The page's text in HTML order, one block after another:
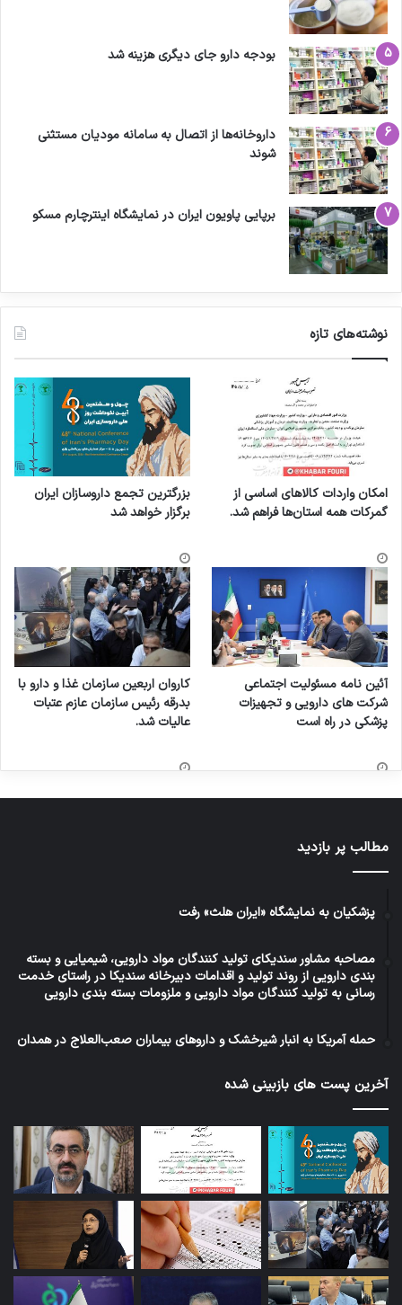
بودجه دارو جای دیگری هزینه شد
داروخانه‌ها از اتصال به سامانه مودیان مستثنی
شوند
برپایی پاویون ایران در نمایشگاه اینترچارم مسکو
نوشته‌های تازه
امکان واردات کالاهای اساسی از
گمرکات همه استان‌ها فراهم شد.
بزرگترین تجمع داروسازان ایران
برگزار خواهد شد
آئین نامه مسئولیت اجتماعی
شرکت های دارویی و تجهیزات
پزشکی در راه است
کاروان اربعین سازمان غذا و دارو با
بدرقه رئیس سازمان عازم عتبات
عالیات شد.
مطالب پر بازدید
پزشکیان به نمایشگاه «ایران هلث» رفت
مصاحبه مشاور سندیکای تولید کنندگان مواد دارویی، شیمیایی و بسته
بندی دارویی از روند تولید و اقدامات دبیرخانه سندیکا در راستای خدمت
رسانی به تولید کنندگان مواد دارویی و ملزومات بسته بندی دارویی
حمله آمریکا به انبار شیرخشک و داروهای بیماران صعب‌العلاج در همدان
آخرین پست های بازبینی شده